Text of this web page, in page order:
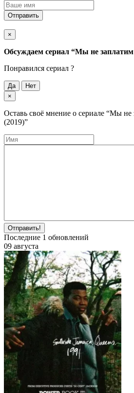
Отправить
×
Обсуждаем cериал “Мы не заплатим
Понравился cериал ?
Да
Нет
×
Оставь своё мнение о cериале “Мы не
(2019)”
Отправить!
Последние 1 обновлений
09 августа